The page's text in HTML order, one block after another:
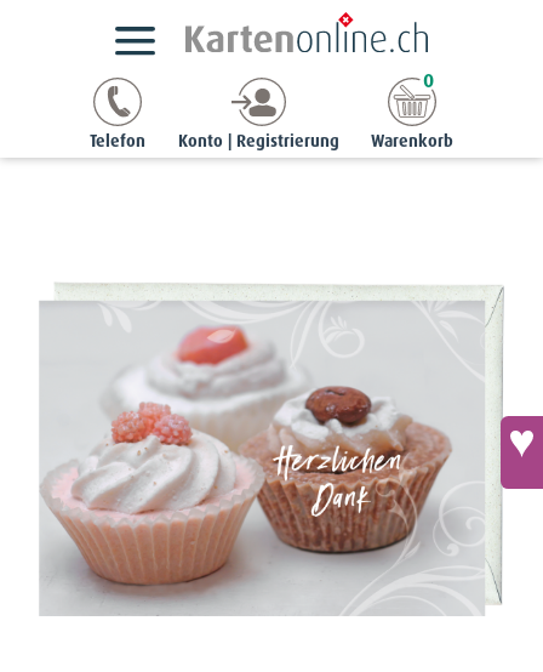
Telefon Konto | Registrierung Warenkorb
0
Noble-Karte - Herzlichen Dank